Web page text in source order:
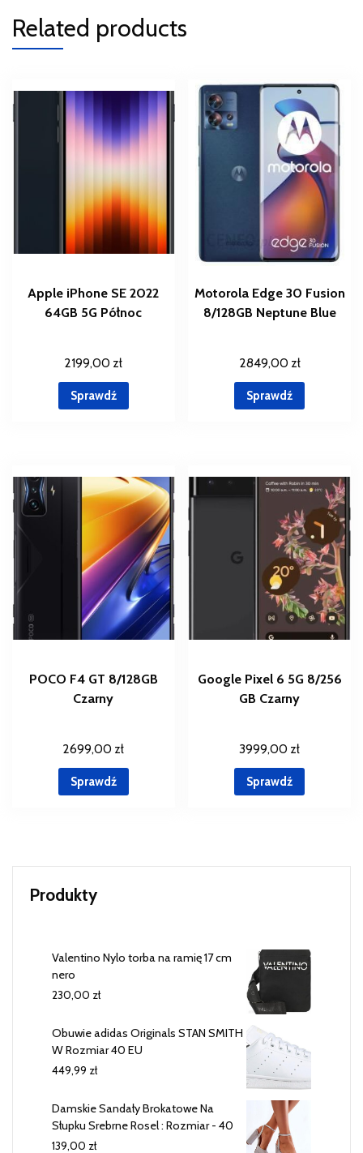
Related products
Apple iPhone SE 2022
64GB 5G Północ
2199,00 zł
Sprawdź
Motorola Edge 30 Fusion
8/128GB Neptune Blue
2849,00 zł
Sprawdź
POCO F4 GT 8/128GB
Czarny
2699,00 zł
Sprawdź
Google Pixel 6 5G 8/256
GB Czarny
3999,00 zł
Sprawdź
Produkty
Valentino Nylo torba na ramię 17 cm
nero
230,00 zł
Obuwie adidas Originals STAN SMITH
W Rozmiar 40 EU
449,99 zł
Damskie Sandały Brokatowe Na
Słupku Srebrne Rosel : Rozmiar - 40
139,00 zł